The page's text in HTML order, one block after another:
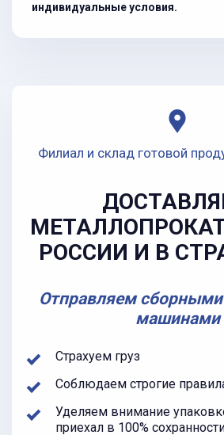
индивидуальные условия.
Филиал и склад готовой
РОССИИ И В
Отправляем
машинами
Страхуем груз
Соблюдаем строгие
Уделяем внимание
приехал в 100%